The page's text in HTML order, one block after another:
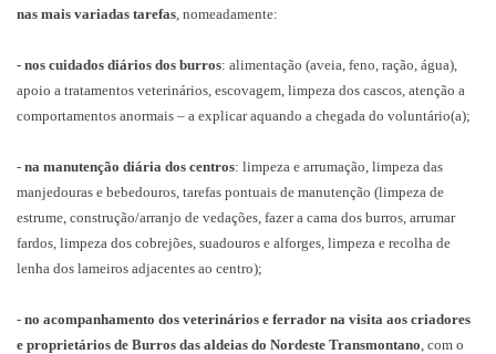
nas mais variadas tarefas, nomeadamente:
- nos cuidados diários dos burros: alimentação (aveia, feno, ração, água),
apoio a tratamentos veterinários, escovagem, limpeza dos cascos, atenção a
comportamentos anormais – a explicar aquando a chegada do voluntário(a);
- na manutenção diária dos centros: limpeza e arrumação, limpeza das
manjedouras e bebedouros, tarefas pontuais de manutenção (limpeza de
estrume, construção/arranjo de vedações, fazer a cama dos burros, arrumar
fardos, limpeza dos cobrejões, suadouros e alforges, limpeza e recolha de
lenha dos lameiros adjacentes ao centro);
- no acompanhamento dos veterinários e ferrador na visita aos criadores
e proprietários de Burros das aldeias do Nordeste Transmontano, com o